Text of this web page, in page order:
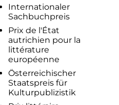
Internationaler
Sachbuchpreis
Prix de l'État
autrichien pour la
littérature
européenne
Österreichischer
Staatspreis für
Kulturpublizistik